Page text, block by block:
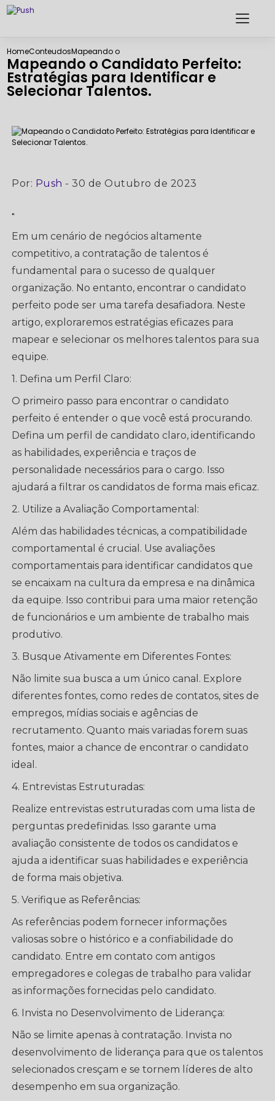
HomeConteudosMapeando o Candidato Perfeito: Estratégias para
Mapeando o Candidato Perfeito:
Estratégias para Identificar e
Selecionar Talentos.
Por: Push - 30 de Outubro de 2023
"
Em um cenário de negócios altamente
competitivo, a contratação de talentos é
fundamental para o sucesso de qualquer
organização. No entanto, encontrar o candidato
perfeito pode ser uma tarefa desafiadora. Neste
artigo, exploraremos estratégias eficazes para
mapear e selecionar os melhores talentos para sua
equipe.
1. Defina um Perfil Claro:
O primeiro passo para encontrar o candidato
perfeito é entender o que você está procurando.
Defina um perfil de candidato claro, identificando
as habilidades, experiência e traços de
personalidade necessários para o cargo. Isso
ajudará a filtrar os candidatos de forma mais eficaz.
2. Utilize a Avaliação Comportamental:
Além das habilidades técnicas, a compatibilidade
comportamental é crucial. Use avaliações
comportamentais para identificar candidatos que
se encaixam na cultura da empresa e na dinâmica
da equipe. Isso contribui para uma maior retenção
de funcionários e um ambiente de trabalho mais
produtivo.
3. Busque Ativamente em Diferentes Fontes:
Não limite sua busca a um único canal. Explore
diferentes fontes, como redes de contatos, sites de
empregos, mídias sociais e agências de
recrutamento. Quanto mais variadas forem suas
fontes, maior a chance de encontrar o candidato
ideal.
4. Entrevistas Estruturadas:
Realize entrevistas estruturadas com uma lista de
perguntas predefinidas. Isso garante uma
avaliação consistente de todos os candidatos e
ajuda a identificar suas habilidades e experiência
de forma mais objetiva.
5. Verifique as Referências:
As referências podem fornecer informações
valiosas sobre o histórico e a confiabilidade do
candidato. Entre em contato com antigos
empregadores e colegas de trabalho para validar
as informações fornecidas pelo candidato.
6. Invista no Desenvolvimento de Liderança:
Não se limite apenas à contratação. Invista no
desenvolvimento de liderança para que os talentos
selecionados cresçam e se tornem líderes de alto
desempenho em sua organização.